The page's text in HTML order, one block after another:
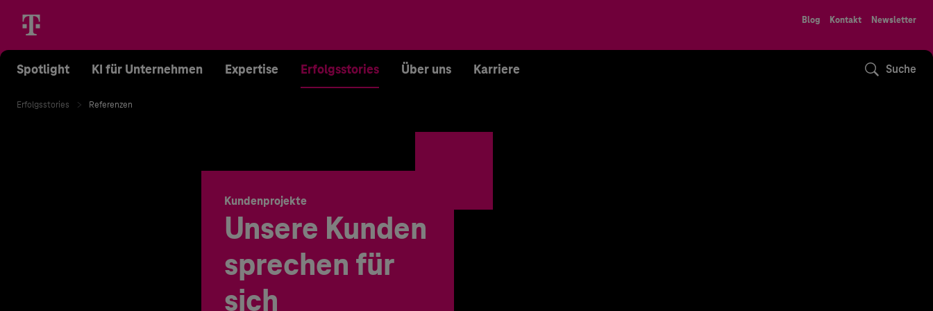
Blog Kontakt Newsletter
Spotlight KI für Unternehmen Expertise Erfolgsstories Über uns Karriere Suche
Erfolgsstories Referenzen
Kundenprojekte
Unsere Kunden
sprechen für
sich